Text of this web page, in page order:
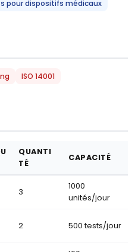
pour dispositifs médicaux
ISO 14001
QUANTI
TÉ
CAPACITÉ
3
1000
unités/jour
2 500 tests/jour